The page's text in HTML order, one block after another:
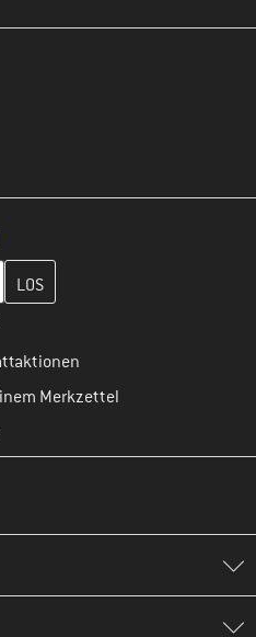
und erstelle im nächsten
Merkzettel